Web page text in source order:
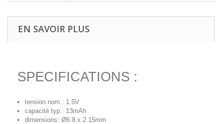
EN SAVOIR PLUS
SPECIFICATIONS :
tension nom.: 1.5V
capacité typ.: 13mAh
dimensions: Ø6.8 x 2.15mm